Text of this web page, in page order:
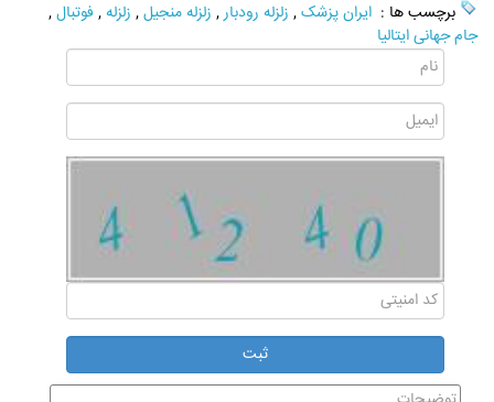
برچسب ها : ایران پزشک, زلزله رودبار, زلزله منجیل, زلزله, فوتبال,
جام جهانی ایتالیا